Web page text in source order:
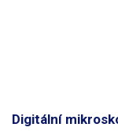
Digitální